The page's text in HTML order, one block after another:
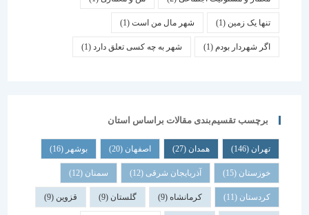
تنها یک زمین(1) شهر مال من است(1)
اگر شهردار بودم (1) شهر به چه کسی تعلق دارد(1)
برچسب تقسیم‌بندی مقالات براساس استان
همدان اصفهان (20) بوشهر
خوزستان(15) آذربایجان شرقی(12) سمنان (12)
کردستان(11) کرمانشاه(9) گلستان (9) قزوین